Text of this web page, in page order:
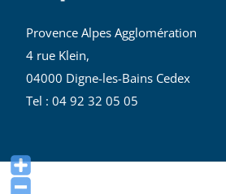
Provence Alpes Agglomération
4 rue Klein,
04000 Digne-les-Bains Cedex
Tel : 04 92 32 05 05